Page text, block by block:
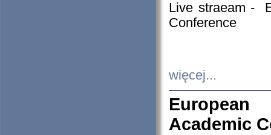
Live straeam -
Conference
więcej...
European
Academic